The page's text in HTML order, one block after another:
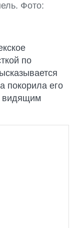
Фото:
по
покорила его
видящим